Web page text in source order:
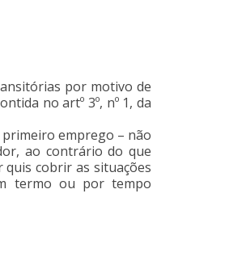
por motivo de
no artº 3º, nº 1, da
primeiro emprego – não
ao contrário do que
quis cobrir as situações
termo ou por tempo